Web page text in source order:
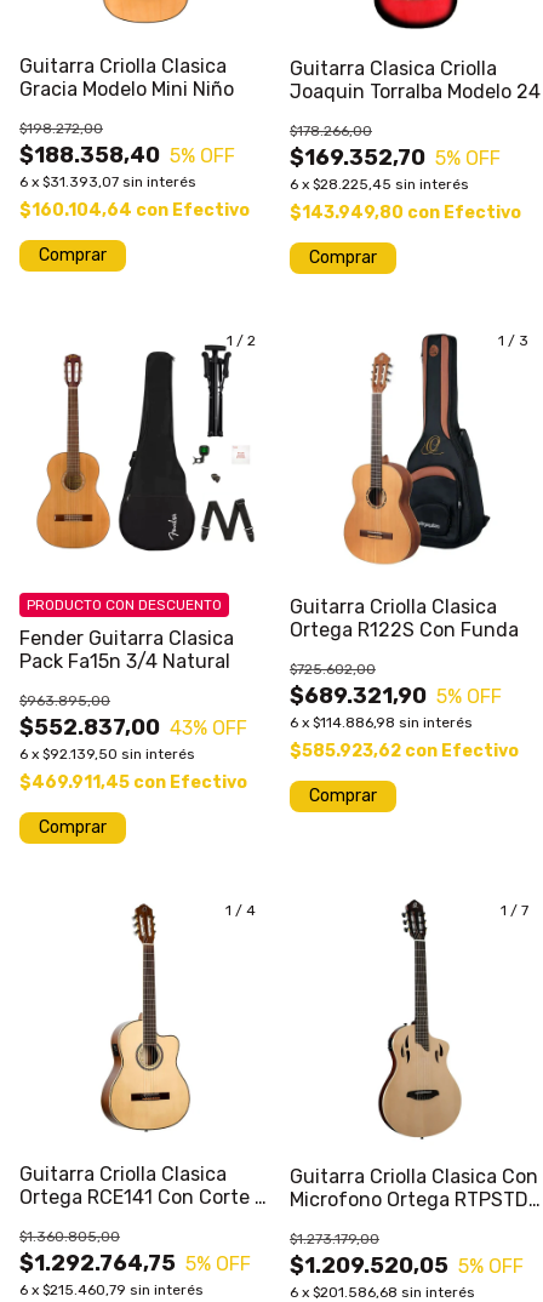
Guitarra Criolla Clasica
Gracia Modelo Mini Niño
$188.358,40
$198.272,00
5% OFF
6 x $31.393,07 sin interés
$160.104,64 con Efectivo
Comprar
Guitarra Clasica Criolla
Joaquin Torralba Modelo 24
$169.352,70
$178.266,00
5% OFF
6 x $28.225,45 sin interés
$143.949,80 con Efectivo
Comprar
1 / 2
Fender Guitarra Clasica
Pack Fa15n 3/4 Natural
$552.837,00
$963.895,00
43% OFF
6 x $92.139,50 sin interés
PRODUCTO CON DESCUENTO
$469.911,45 con Efectivo
1 / 3
Guitarra Criolla Clasica
Ortega R122S Con Funda
$689.321,90
$725.602,00
5% OFF
6 x $114.886,98 sin interés
$585.923,62 con Efectivo
1 / 4
Guitarra Criolla Clasica
Ortega RCE141 Con Corte Y
$1.292.764,75
$1.360.805,00
5% OFF
6 x $215.460,79 sin interés
1 / 7
Guitarra Criolla Clasica Con
Microfono Ortega RTPSTD
$1.209.520,05
$1.273.179,00
5% OFF
6 x $201.586,68 sin interés